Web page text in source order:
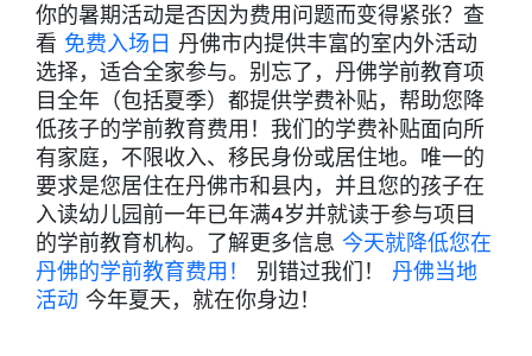
你的暑期活动是否因为费用问题而变得紧张？查
看 免费入场日 丹佛市内提供丰富的室内外活动
选择，适合全家参与。别忘了，丹佛学前教育项
目全年（包括夏季）都提供学费补贴，帮助您降
低孩子的学前教育费用！我们的学费补贴面向所
有家庭，不限收入、移民身份或居住地。唯一的
要求是您居住在丹佛市和县内，并且您的孩子在
入读幼儿园前一年已年满4岁并就读于参与项目
的学前教育机构。了解更多信息 今天就降低您在
丹佛的学前教育费用！ 别错过我们！ 丹佛当地
活动 今年夏天，就在你身边！